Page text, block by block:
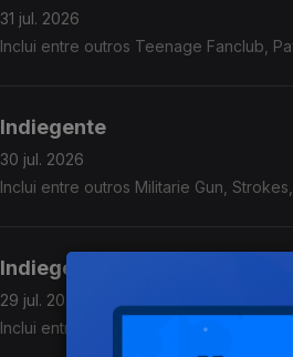
31 jul. 2026
Inclui entre outros Teenage Fanclub,
Indiegente
30 jul. 2026
Inclui entre outros Militarie Gun,
Indiegente
29 jul. 2026
Inclui entre outros Strokes, Snayx,Meryl